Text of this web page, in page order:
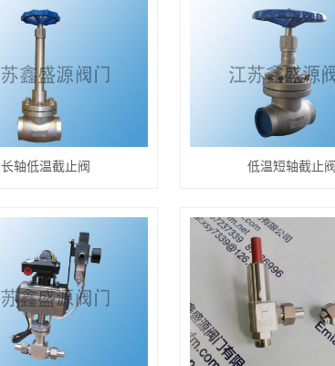
长轴低温截止阀 低温短轴截止阀